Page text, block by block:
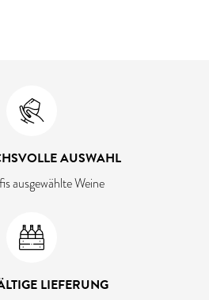
AUSWAHL
ausgewählte Weine
LIEFERUNG